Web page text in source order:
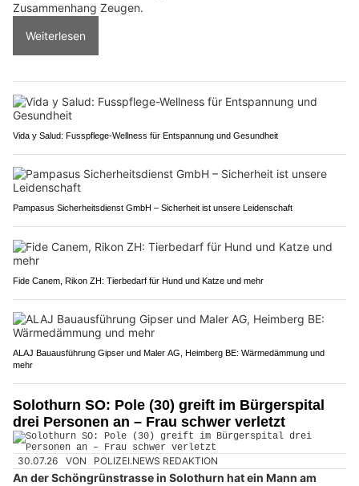
Zusammenhang Zeugen.
Weiterlesen
Vida y Salud: Fusspflege-Wellness für Entspannung und Gesundheit
Pampasus Sicherheitsdienst GmbH – Sicherheit ist unsere Leidenschaft
Fide Canem, Rikon ZH: Tierbedarf für Hund und Katze und mehr
ALAJ Bauausführung Gipser und Maler AG, Heimberg BE: Wärmedämmung und
mehr
Solothurn SO: Pole (30) greift im Bürgerspital
drei Personen an – Frau schwer verletzt
30.07.26 VON POLIZEI.NEWS REDAKTION
An der Schöngrünstrasse in Solothurn hat ein Mann am